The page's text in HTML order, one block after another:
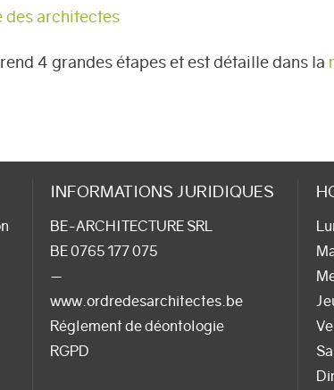
des architectes
4 grandes étapes et est détaille dans la
INFORMATIONS JURIDIQUES
BE-ARCHITECTURE SRL
BE 0765 177 075
—
www.ordredesarchitectes.be
Réglement de déontologie
RGPD